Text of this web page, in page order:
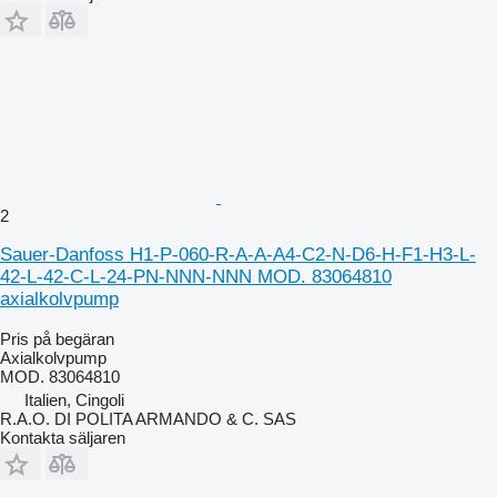
2
Sauer-Danfoss H1-P-060-R-A-A-A4-C2-N-D6-H-F1-H3-L-
42-L-42-C-L-24-PN-NNN-NNN MOD. 83064810
axialkolvpump
Pris på begäran
Axialkolvpump
MOD. 83064810
Italien, Cingoli
R.A.O. DI POLITA ARMANDO & C. SAS
Kontakta säljaren